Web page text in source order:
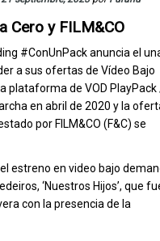
Cero y FILM&CO
#ConUnPack anuncia el
a sus ofertas de Vídeo Bajo
plataforma de VOD PlayPack
en abril de 2020 y la
por FILM&CO (F&C) se
estreno en video bajo
‘Nuestros Hijos’, que
con la presencia de la